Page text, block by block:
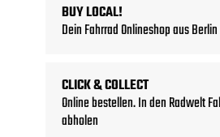
BUY LOCAL!
Dein Fahrrad Onlineshop aus Berlin
CLICK & COLLECT
Online bestellen. In den Radwelt
abholen